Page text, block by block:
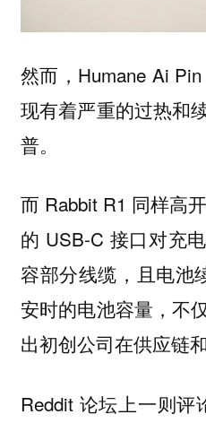
然而，Humane Ai
现有着严重的过热和
普。
而 Rabbit R1 同样高
的 USB-C 接口对充
容部分线缆，且电池
安时的电池容量，不
出初创公司在供应链
Reddit 论坛上一则评